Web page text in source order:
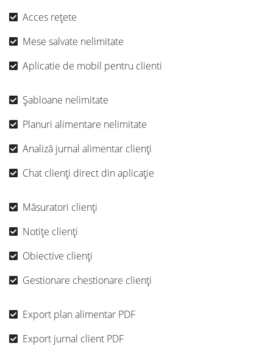
Acces rețete
Mese salvate nelimitate
Aplicatie de mobil pentru clienti
Șabloane nelimitate
Planuri alimentare nelimitate
Analiză jurnal alimentar clienți
Chat clienți direct din aplicație
Măsuratori clienți
Notițe clienți
Obiective clienți
Gestionare chestionare clienți
Export plan alimentar PDF
Export jurnal client PDF